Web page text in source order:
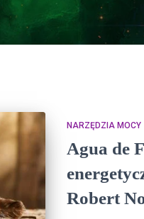
NARZĘDZIA MOCY
Agua de
Robert